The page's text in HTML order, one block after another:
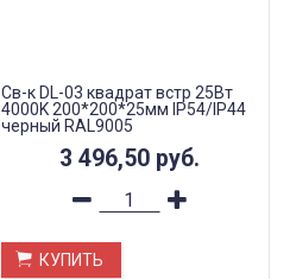
Св-к DL-03 квадрат встр 25Вт
4000K 200*200*25мм IP54/IP44
черный RAL9005
3 496,50 руб.
КУПИТЬ